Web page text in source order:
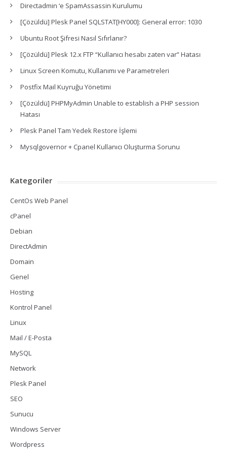
Directadmin ‘e SpamAssassin Kurulumu
[Çözüldü] Plesk Panel SQLSTAT[HY000]: General error: 1030
Ubuntu Root Şifresi Nasıl Sıfırlanır?
[Çözüldü] Plesk 12.x FTP “Kullanıcı hesabı zaten var” Hatası
Linux Screen Komutu, Kullanımı ve Parametreleri
Postfix Mail Kuyruğu Yönetimi
[Çözüldü] PHPMyAdmin Unable to establish a PHP session
Hatası
Plesk Panel Tam Yedek Restore İşlemi
Mysqlgovernor + Cpanel Kullanıcı Oluşturma Sorunu
Kategoriler
CentOs Web Panel
cPanel
Debian
DirectAdmin
Domain
Genel
Hosting
Kontrol Panel
Linux
Mail / E-Posta
MySQL
Network
Plesk Panel
SEO
Sunucu
Windows Server
Wordpress